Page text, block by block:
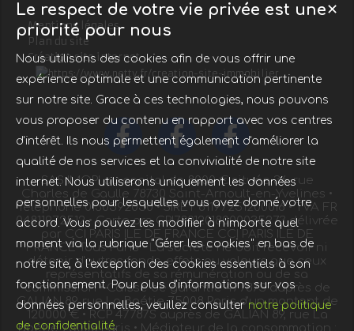
Mentions légales
Plan du site
Création site internet
SAS IMOPI au capital de 8000 € située 36, rue
Charles de Gaulle 78730 Saint-Arnoult-en-Yvelines •
Téléphone 0130592050 • SIRET 81197251200016 • TVA FR
04811972512 • Carte pro CPI78012018000035273 délivrée
par CCI PARIS ILE DE FRANCE CCI PARIS ILE DE
FRANCE Tous Paris • La société ne doit recevoir ni
détenir d'autres fonds, effets ou valeurs que ceux
représentatifs de sa rémunération ou de sa
commission • Caisse de garantie 47787S auprès de
GALIAN 89, rue La Boétie 75008 Paris d'un montant de
120000 € • RCP 47787S auprès de GALIAN 89, rue La
Boétie 75008 Paris • Médiateur de la consommation :
✕
Le respect de votre vie privée est une
priorité pour nous
Nous utilisons des cookies afin de vous offrir une
expérience optimale et une communication pertinente
sur notre site. Grace à ces technologies, nous pouvons
vous proposer du contenu en rapport avec vos centres
d'intérêt. Ils nous permettent également d'améliorer la
qualité de nos services et la convivialité de notre site
internet. Nous utiliserons uniquement les données
personnelles pour lesquelles vous avez donné votre
accord. Vous pouvez les modifier à n'importe quel
moment via la rubrique "Gérer les cookies" en bas de
notre site, à l'exception des cookies essentiels à son
fonctionnement. Pour plus d'informations sur vos
données personnelles, veuillez consulter notre politique
de confidentialité.